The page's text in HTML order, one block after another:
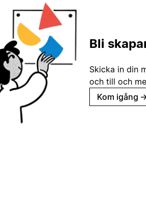
Bli
Skicka in din
och till och
Kom igång